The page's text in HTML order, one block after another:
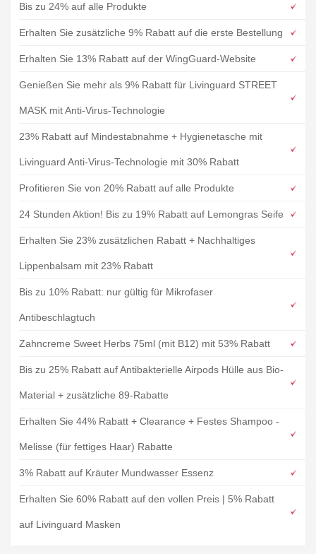
Bis zu 24% auf alle Produkte
Erhalten Sie zusätzliche 9% Rabatt auf die erste Bestellung
Erhalten Sie 13% Rabatt auf der WingGuard-Website
Genießen Sie mehr als 9% Rabatt für Livinguard STREET
MASK mit Anti-Virus-Technologie
23% Rabatt auf Mindestabnahme + Hygienetasche mit
Livinguard Anti-Virus-Technologie mit 30% Rabatt
Profitieren Sie von 20% Rabatt auf alle Produkte
24 Stunden Aktion! Bis zu 19% Rabatt auf Lemongras Seife
Erhalten Sie 23% zusätzlichen Rabatt + Nachhaltiges
Lippenbalsam mit 23% Rabatt
Bis zu 10% Rabatt: nur gültig für Mikrofaser
Antibeschlagtuch
Zahncreme Sweet Herbs 75ml (mit B12) mit 53% Rabatt
Bis zu 25% Rabatt auf Antibakterielle Airpods Hülle aus Bio-
Material + zusätzliche 89-Rabatte
Erhalten Sie 44% Rabatt + Clearance + Festes Shampoo -
Melisse (für fettiges Haar) Rabatte
3% Rabatt auf Kräuter Mundwasser Essenz
Erhalten Sie 60% Rabatt auf den vollen Preis | 5% Rabatt
auf Livinguard Masken